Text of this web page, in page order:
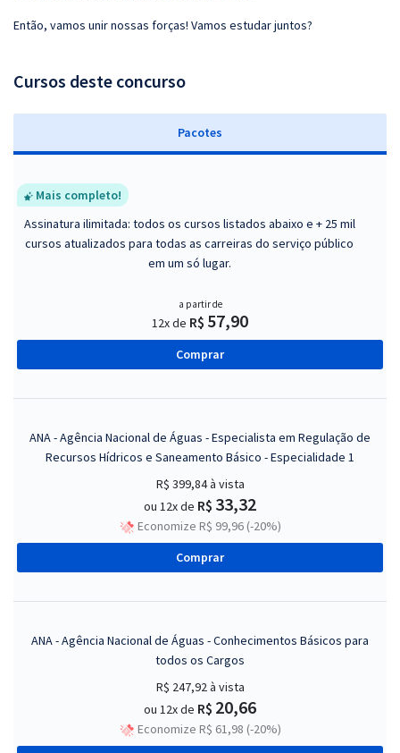
Então, vamos unir nossas forças! Vamos estudar juntos?
Cursos deste concurso
Pacotes
Mais completo!
Assinatura ilimitada: todos os cursos listados abaixo e + 25 mil
cursos atualizados para todas as carreiras do serviço público
em um só lugar.
a partir de
12x de R$ 57,90
Comprar
ANA - Agência Nacional de Águas - Especialista em Regulação de
Recursos Hídricos e Saneamento Básico - Especialidade 1
R$ 399,84à vista
ou 12x de R$ 33,32
Economize R$ 99,96 (-20%)
Comprar
ANA - Agência Nacional de Águas - Conhecimentos Básicos para
todos os Cargos
R$ 247,92à vista
ou 12x de R$ 20,66
Economize R$ 61,98 (-20%)